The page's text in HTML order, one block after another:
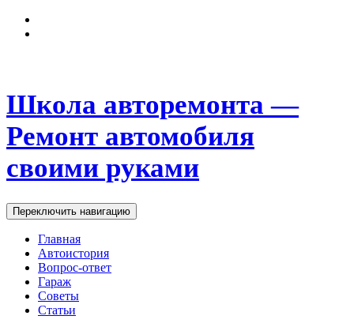
Школа авторемонта —
Ремонт автомобиля
своими руками
Переключить навигацию
Главная
Автоистория
Вопрос-ответ
Гараж
Советы
Статьи